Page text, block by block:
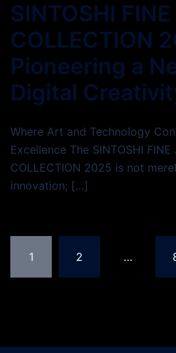
SINTOSHI
COLLECTION
Pioneering a
Digital
Where Art and Technology
Excellence The SINTOSHI FINE
COLLECTION 2025 is not
innovation; […]
pagination
1 2 …